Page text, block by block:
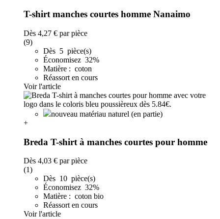
T-shirt manches courtes homme Nanaimo
Dès 4,27 € par pièce
(9)
Dès 5 pièce(s)
Économisez 32%
Matière : coton
Réassort en cours
Voir l'article
nouveau matériau naturel (en partie)
+
Breda T-shirt à manches courtes pour homme
Dès 4,03 € par pièce
(1)
Dès 10 pièce(s)
Économisez 32%
Matière : coton bio
Réassort en cours
Voir l'article